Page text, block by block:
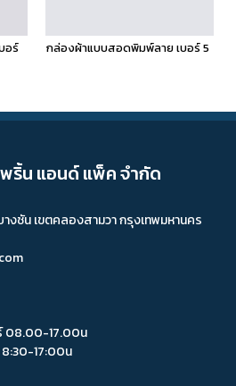
อร์
กล่องผ้าแบบสอดพิมพ์ลาย เบอร์ 5
ริ้น แอนด์ แพ็ค จำกัด
งชัน เขตคลองสามวา กรุงเทพมหานคร
ร์ 08.00-17.00น
8:30-17:00น